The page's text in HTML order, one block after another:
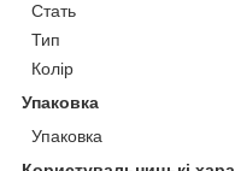
Стать
Тип
Колір
Упаковка
Упаковка